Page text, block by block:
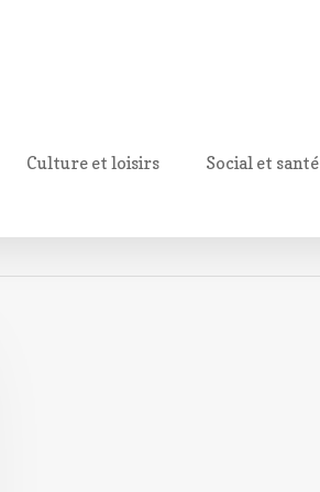
Culture et loisirs Social et santé